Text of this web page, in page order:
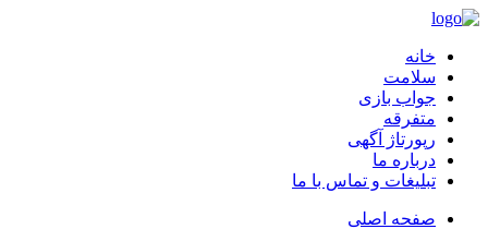
خانه
سلامت
جواب بازی
متفرقه
رپورتاژ آگهی
درباره ما
تبلیغات و تماس با ما
صفحه اصلی